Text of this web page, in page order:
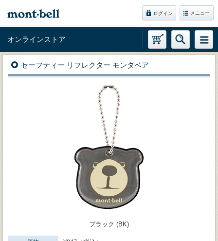
ログイン メニュー
オンラインストア
セーフティー リフレクター モンタベア
ブラック (BK)